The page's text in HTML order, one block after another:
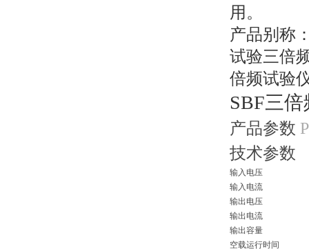
用。
产品别称
试验三倍
倍频试验
SBF三
产品参数
技术参数
输入电压
输入电流
输出电压
输出电流
输出容量
空载运行时间